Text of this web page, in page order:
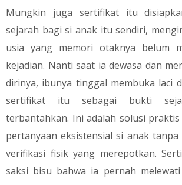
​Mungkin juga sertifikat itu
sejarah bagi si anak itu sendiri,
usia yang memori otaknya belum
kejadian. Nanti saat ia dewasa dan
dirinya, ibunya tinggal membuka laci
sertifikat itu sebagai bukti
terbantahkan. Ini adalah solusi
pertanyaan eksistensial si anak
verifikasi fisik yang merepotkan.
saksi bisu bahwa ia pernah